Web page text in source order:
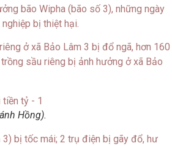
bão Wipha (bão số 3), những ngày
bị thiệt hại.
ở xã Bảo Lâm 3 bị đổ ngã, hơn 160
sầu riêng bị ảnh hưởng ở xã Bảo
Hồng).
3) bị tốc mái; 2 trụ điện bị gãy đổ, hư